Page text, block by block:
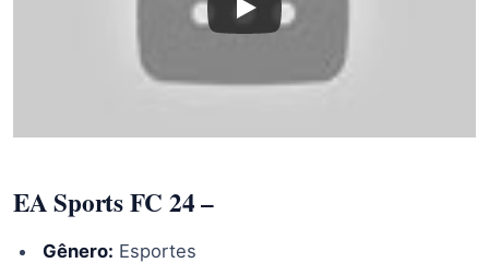
EA Sports FC 24–
Gênero: Esportes